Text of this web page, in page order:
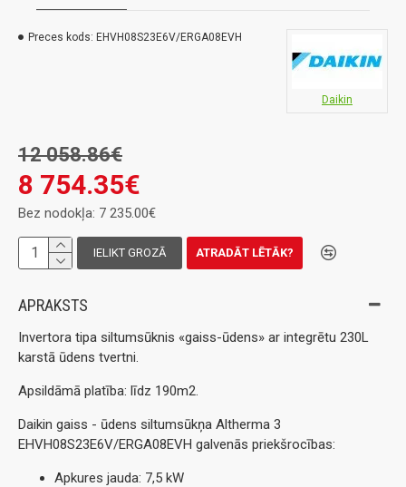
Preces kods: EHVH08S23E6V/ERGA08EVH
Daikin
8 754.35€
12 058.86€
Bez nodokļa: 7 235.00€
IELIKT GROZĀ ATRADĀT LĒTĀK?
APRAKSTS
Invertora tipa siltumsūknis «gaiss-ūdens» ar integrētu 230L
karstā ūdens tvertni.
Apsildāmā platība: līdz 190m2.
Daikin gaiss - ūdens siltumsūkņa Altherma 3
EHVH08S23E6V/ERGA08EVH galvenās priekšrocības:
Apkures jauda: 7,5 kW